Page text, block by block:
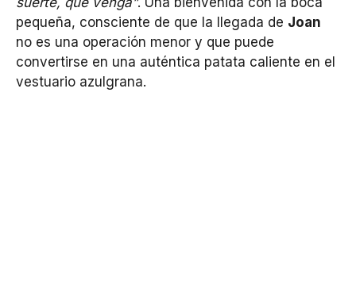
pequeña, consciente de que la llegada de Joan
no es una operación menor y que puede
convertirse en una auténtica patata caliente en el
vestuario azulgrana.